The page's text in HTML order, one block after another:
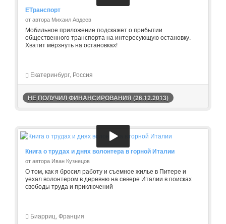
ЕТранспорт
от автора Михаил Авдеев
Мобильное приложение подскажет о прибытии
общественного транспорта на интересующую остановку.
Хватит мёрзнуть на остановках!
Екатеринбург, Россия
НЕ ПОЛУЧИЛ ФИНАНСИРОВАНИЯ (26.12.2013)
Книга о трудах и днях волонтера в горной Италии
от автора Иван Кузнецов
О том, как я бросил работу и съемное жилье в Питере и
уехал волонтером в деревню на севере Италии в поисках
свободы труда и приключений
Биарриц, Франция